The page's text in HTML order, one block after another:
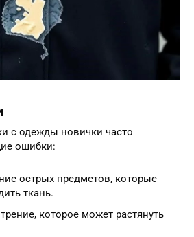
с одежды новички часто
ошибки:
острых предметов, которые
ткань.
которое может растянуть